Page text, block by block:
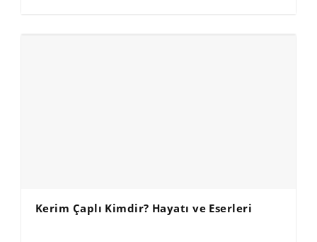
Kerim Çaplı Kimdir? Hayatı ve Eserleri